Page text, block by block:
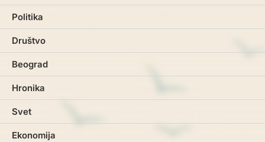
Politika
Društvo
Beograd
Hronika
Svet
Ekonomija